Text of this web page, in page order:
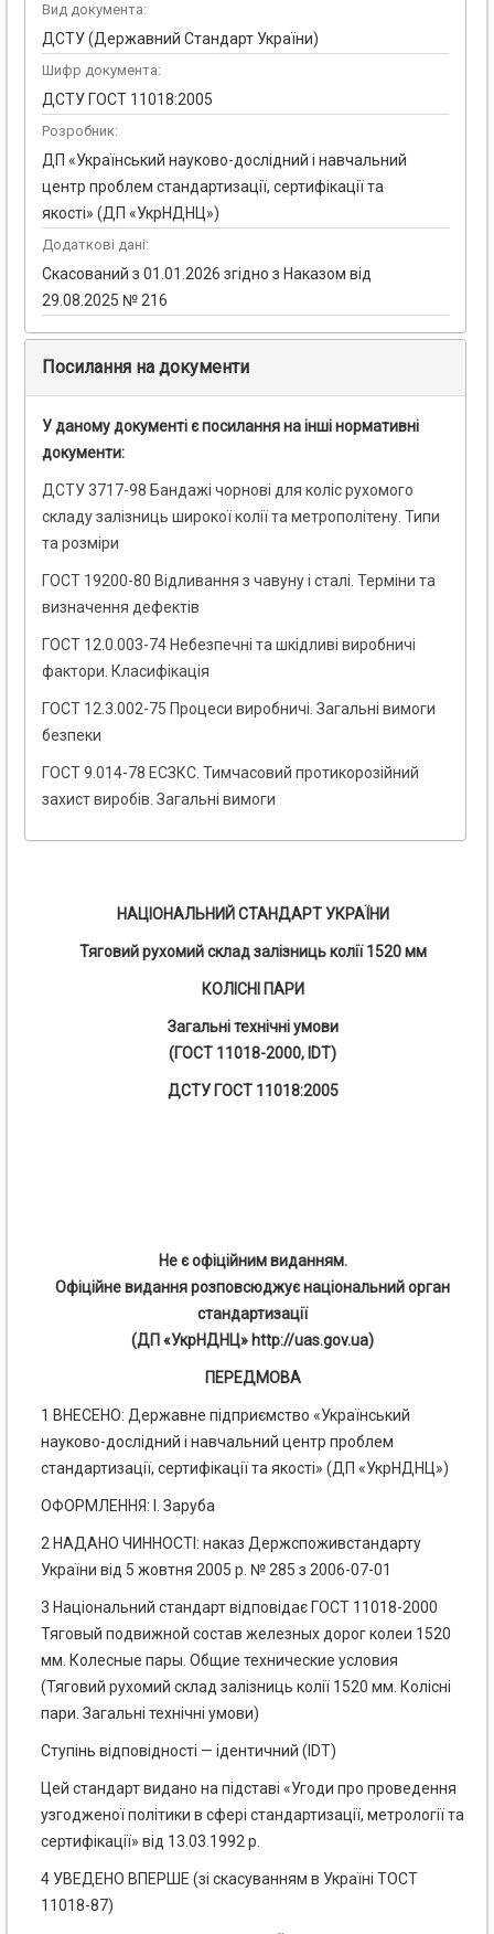
Вид документа:
ДСТУ (Державний Стандарт України)
Шифр документа:
ДСТУ ГОСТ 11018:2005
Розробник:
ДП «Український науково-дослідний і навчальний
центр проблем стандартизації, сертифікації та
якості» (ДП «УкрНДНЦ»)
Додаткові дані:
Скасований з 01.01.2026 згідно з Наказом від
29.08.2025 № 216
Посилання на документи
У даному документі є посилання на інші нормативні
документи:
ДСТУ 3717-98 Бандажі чорнові для коліс рухомого
складу залізниць широкої колії та метрополітену. Типи
та розміри
ГОСТ 19200-80 Відливання з чавуну і сталі. Терміни та
визначення дефектів
ГОСТ 12.0.003-74 Небезпечні та шкідливі виробничі
фактори. Класифікація
ГОСТ 12.3.002-75 Процеси виробничі. Загальні вимоги
безпеки
ГОСТ 9.014-78 ЕСЗКС. Тимчасовий протикорозійний
захист виробів. Загальні вимоги
НАЦІОНАЛЬНИЙ СТАНДАРТ УКРАЇНИ
Тяговий рухомий склад залізниць колії 1520 мм
КОЛІСНІ ПАРИ
Загальні технічні умови
(ГОСТ 11018-2000, IDT)
ДСТУ ГОСТ 11018:2005
Не є офіційним виданням.
Офіційне видання розповсюджує національний орган
стандартизації
(ДП «УкрНДНЦ» http://uas.gov.ua)
ПЕРЕДМОВА
1 ВНЕСЕНО: Державне підприємство «Український
науково-дослідний і навчальний центр проблем
стандартизації, сертифікації та якості» (ДП «УкрНДНЦ»)
ОФОРМЛЕННЯ: І. Заруба
2 НАДАНО ЧИННОСТІ: наказ Держспоживстандарту
України від 5 жовтня 2005 р. № 285 з 2006-07-01
3 Національний стандарт відповідає ГОСТ 11018-2000
Тяговый подвижной состав железных дорог колеи 1520
мм. Колесные пары. Общие технические условия
(Тяговий рухомий склад залізниць колії 1520 мм. Колісні
пари. Загальні технічні умови)
Ступінь відповідності — ідентичний (IDT)
Цей стандарт видано на підставі «Угоди про проведення
узгодженої політики в сфері стандартизації, метрології та
сертифікації» від 13.03.1992 р.
4 УВЕДЕНО ВПЕРШЕ (зі скасуванням в Україні ТОСТ
11018-87)